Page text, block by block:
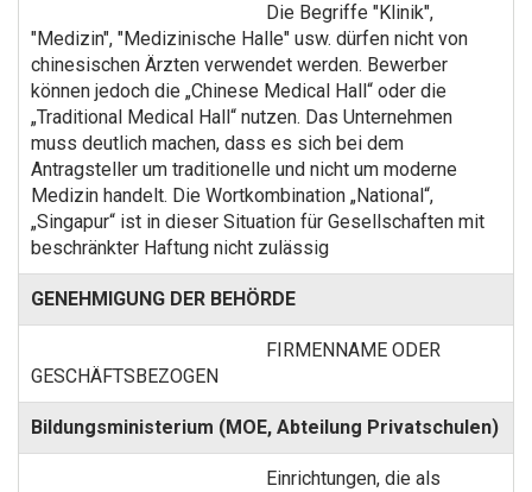
Die Begriffe "Klinik",
"Medizin", "Medizinische Halle" usw. dürfen nicht von
chinesischen Ärzten verwendet werden. Bewerber
können jedoch die „Chinese Medical Hall“ oder die
„Traditional Medical Hall“ nutzen. Das Unternehmen
muss deutlich machen, dass es sich bei dem
Antragsteller um traditionelle und nicht um moderne
Medizin handelt. Die Wortkombination „National“,
„Singapur“ ist in dieser Situation für Gesellschaften mit
beschränkter Haftung nicht zulässig
GENEHMIGUNG DER BEHÖRDE
FIRMENNAME ODER
GESCHÄFTSBEZOGEN
Bildungsministerium (MOE, Abteilung Privatschulen)
Einrichtungen, die als